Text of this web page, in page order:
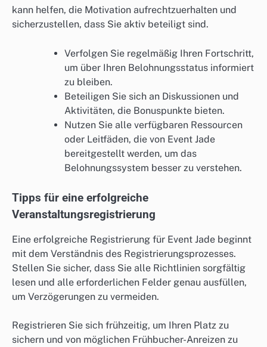
kann helfen, die Motivation aufrechtzuerhalten und
sicherzustellen, dass Sie aktiv beteiligt sind.
Verfolgen Sie regelmäßig Ihren Fortschritt,
um über Ihren Belohnungsstatus informiert
zu bleiben.
Beteiligen Sie sich an Diskussionen und
Aktivitäten, die Bonuspunkte bieten.
Nutzen Sie alle verfügbaren Ressourcen
oder Leitfäden, die von Event Jade
bereitgestellt werden, um das
Belohnungssystem besser zu verstehen.
Tipps für eine erfolgreiche
Veranstaltungsregistrierung
Eine erfolgreiche Registrierung für Event Jade beginnt
mit dem Verständnis des Registrierungsprozesses.
Stellen Sie sicher, dass Sie alle Richtlinien sorgfältig
lesen und alle erforderlichen Felder genau ausfüllen,
um Verzögerungen zu vermeiden.
Registrieren Sie sich frühzeitig, um Ihren Platz zu
sichern und von möglichen Frühbucher-Anreizen zu